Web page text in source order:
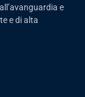
e
e di alta